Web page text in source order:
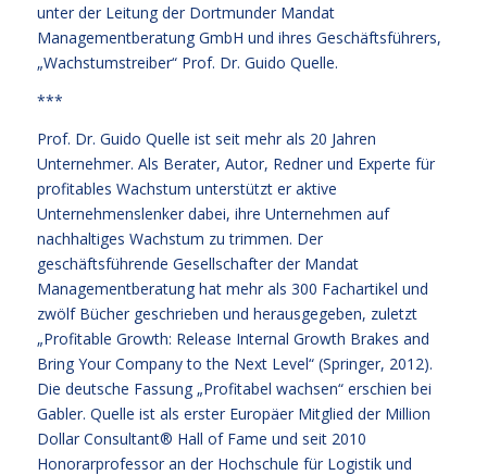
unter der Leitung der Dortmunder Mandat
Managementberatung GmbH und ihres Geschäftsführers,
„Wachstumstreiber“ Prof. Dr. Guido Quelle.
***
Prof. Dr. Guido Quelle ist seit mehr als 20 Jahren
Unternehmer. Als Berater, Autor, Redner und Experte für
profitables Wachstum unterstützt er aktive
Unternehmenslenker dabei, ihre Unternehmen auf
nachhaltiges Wachstum zu trimmen. Der
geschäftsführende Gesellschafter der Mandat
Managementberatung hat mehr als 300 Fachartikel und
zwölf Bücher geschrieben und herausgegeben, zuletzt
„Profitable Growth: Release Internal Growth Brakes and
Bring Your Company to the Next Level“ (Springer, 2012).
Die deutsche Fassung „Profitabel wachsen“ erschien bei
Gabler. Quelle ist als erster Europäer Mitglied der Million
Dollar Consultant® Hall of Fame und seit 2010
Honorarprofessor an der Hochschule für Logistik und